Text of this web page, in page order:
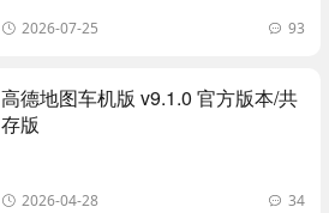
2026-07-25 93
高德地图车机版 v9.1.0 官方版本/共
存版
2026-04-28 34